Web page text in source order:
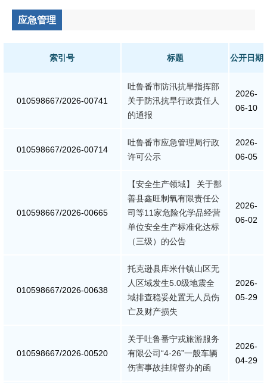
公共监管
食药安全
消防救援
公共资源交易和配置
应急管理
索引号 标题 公开日期
010598667/2026-00741
吐鲁番市防汛抗旱指挥部
关于防汛抗旱行政责任人
的通报
2026-
06-10
010598667/2026-00714
吐鲁番市应急管理局行政
许可公示
2026-
06-05
010598667/2026-00665
【安全生产领域】 关于鄯
善县鑫旺制氧有限责任公
司等11家危险化学品经营
单位安全生产标准化达标
（三级）的公告
2026-
06-02
010598667/2026-00638
托克逊县库米什镇山区无
人区域发生5.0级地震全
域排查稳妥处置无人员伤
亡及财产损失
2026-
05-29
010598667/2026-00520
关于吐鲁番宁戎旅游服务
有限公司“4·26”一般车辆
伤害事故挂牌督办的函
2026-
04-29